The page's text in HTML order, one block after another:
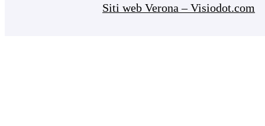
Siti web Verona – Visiodot.com